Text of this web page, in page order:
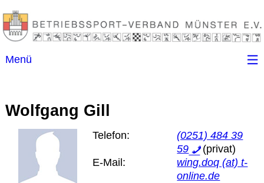
Menü
Kontakt
Ansprechpartner
Wolfgang Gill
Telefon:
(0251) 484 39
59
E-Mail:
wing.doq (at) t-
online.de